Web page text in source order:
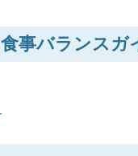
事バランスガ